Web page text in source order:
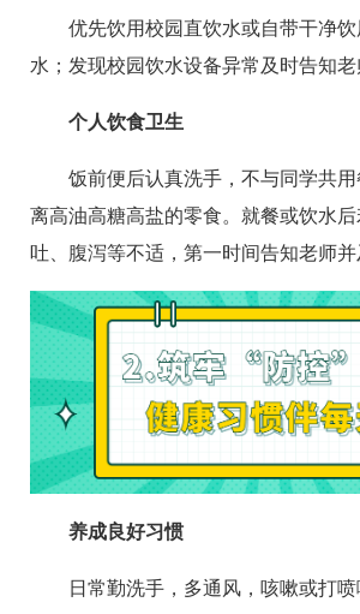
优先饮用校园直饮水或自带干净饮
水；发现校园饮水设备异常及时告知老
个人饮食卫生
饭前便后认真洗手，不与同学共用
离高油高糖高盐的零食。就餐或饮水
吐、腹泻等不适，第一时间告知老师并
养成良好习惯
日常勤洗手，多通风，咳嗽或打喷